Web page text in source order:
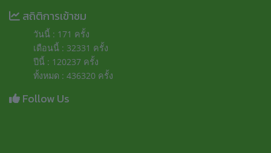
สถิติการเข้าชม
วันนี้ : 171 ครั้ง
เดือนนี้ : 32331 ครั้ง
ปีนี้ : 120237 ครั้ง
ทั้งหมด : 436320 ครั้ง
Follow Us